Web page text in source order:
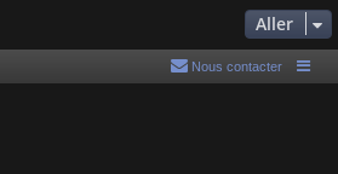
h
e
Aller
Nous contacter